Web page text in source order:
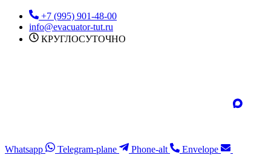
Перейти
содержимому
+7 (995) 901-48-00
info@evacuator-tut.ru
КРУГЛОСУТОЧНО
Whatsapp Telegram-plane Phone-alt Envelope